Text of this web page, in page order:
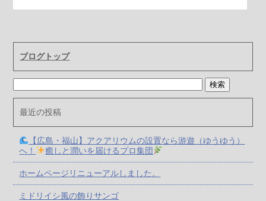
ブログトップ
最近の投稿
【広島・福山】アクアリウムの設置なら游遊（ゆうゆう）
へ！
癒しと潤いを届けるプロ集団
ホームページリニューアルしました。
ミドリイシ風の飾りサンゴ